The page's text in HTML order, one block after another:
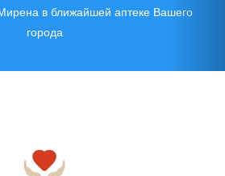
в ближайшей аптеке Вашего
города